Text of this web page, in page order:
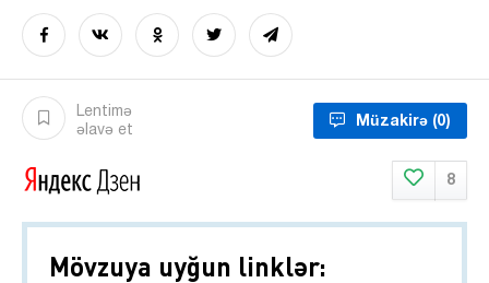
Lentimə
əlavə et
Müzakirə (0)
8
Mövzuya uyğun linklər: